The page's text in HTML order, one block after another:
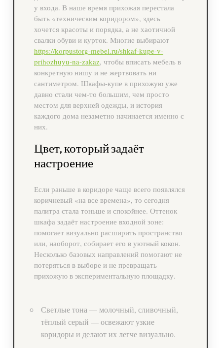
у входа. В наше время прихожая перестала
быть «техническим коридором», здесь
хочется красоты и порядка, а не хаотичной
свалки обуви и курток. Многие выбирают
https://korpustorg-mebel.ru/shkaf-kupe-v-
prihozhuyu-na-zakaz, чтобы вписать мебель в
конкретную нишу и не жертвовать ни
сантиметром. Шкафы-купе в прихожую уже
давно стали чем-то большим, чем просто
местом для верхней одежды, и история
каждого дома незаметно начинается именно с
них.
Цвет, который задаёт
настроение
Если раньше в коридоре чаще всего появлялся
коричневый «на все времена», то сегодня
палитра стала тоньше и спокойнее. Оттенок
шкафа задаёт настроение входной зоне:
помогает визуально расширить пространство
или, наоборот, собирает его в уютный кокон.
Несколько базовых направлений помогают не
потеряться в выборе и не превращать
прихожую в экспериментальную площадку.
Светлые тона — молочный, сливочный,
тёплый серый — освежают узкие
коридоры и делают их легче визуально.